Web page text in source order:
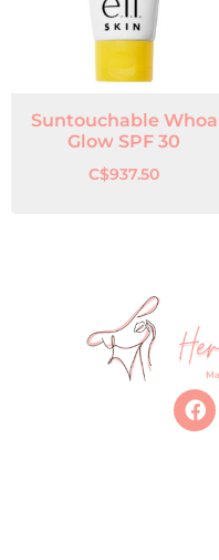
Suntouchable Whoa
Glow SPF 30
C$937.50